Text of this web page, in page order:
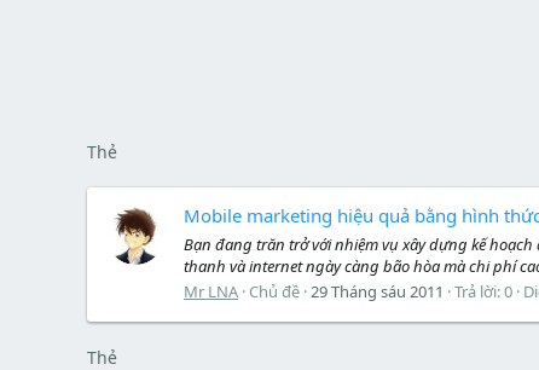
Thẻ
Mobile marketing hiệu quả bằng hình
Bạn đang trăn trở với nhiệm vụ xây dựng kế
thanh và internet ngày càng bão hòa mà chi phí
Mr LNA Chủ đề 29 Tháng sáu 2011 Trả lời: 0
Thẻ